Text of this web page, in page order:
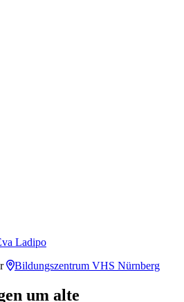
Ladipo
Bildungszentrum VHS Nürnberg
um alte